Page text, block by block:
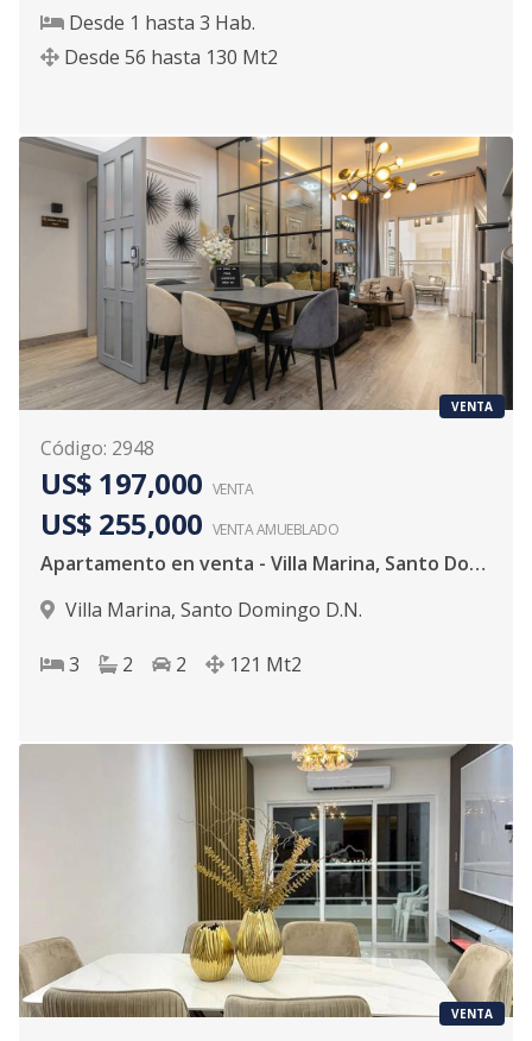
Desde 1 hasta 3 Hab.
Desde 56 hasta 130 Mt2
VENTA
Código: 2948
US$ 197,000 VENTA
US$ 255,000 VENTA AMUEBLADO
Apartamento en venta - Villa Marina, Santo Domingo D.N.
Villa Marina, Santo Domingo D.N.
3 2 2 121 Mt2
VENTA